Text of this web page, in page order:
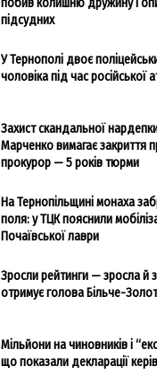
підсудних
У Тернополі двоє
чоловіка під час російської
Захист скандальної
Марченко вимагає закриття
прокурор — 5 років тюрми
На Тернопільщині монаха
поля: у ТЦК пояснили
Почаївської лаври
Зросли рейтинги — зросла й
отримує голова Більче-
Мільйони на чиновників і
що показали декларації